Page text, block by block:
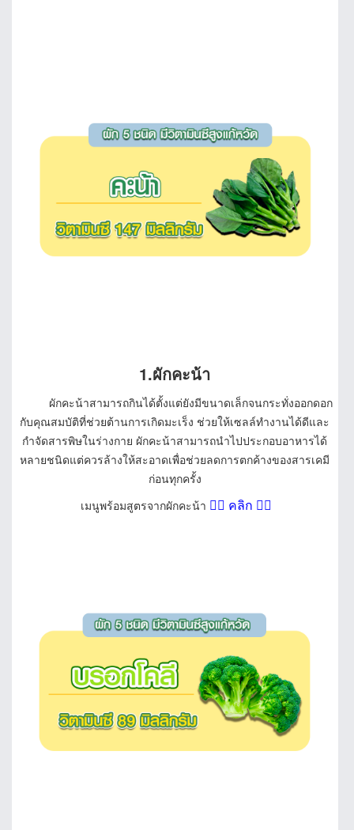
1.ผักคะน้า
ผักคะน้าสามารถกินได้ตั้งแต่ยังมีขนาดเล็กจนกระทั่งออกดอก
กับคุณสมบัติที่ช่วยต้านการเกิดมะเร็ง ช่วยให้เซลล์ทำงานได้ดีและ
กำจัดสารพิษในร่างกาย ผักคะน้าสามารถนำไปประกอบอาหารได้
หลายชนิดแต่ควรล้างให้สะอาดเพื่อช่วยลดการตกค้างของสารเคมี
ก่อนทุกครั้ง
เมนูพร้อมสูตรจากผักคะน้า 👉🏻 คลิก 👈🏻